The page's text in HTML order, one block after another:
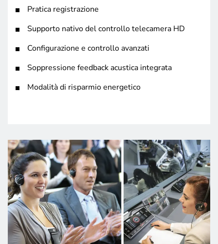
Pratica registrazione
Supporto nativo del controllo telecamera HD
Configurazione e controllo avanzati
Soppressione feedback acustica integrata
Modalità di risparmio energetico